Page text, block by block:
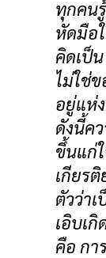
ทุกคน
หัดมือ
คิดเป็
ไม่ใช่
อยู่แห่
ดังนี้ค
ขึ้นแก่
เกียร
ตัวว่า
เอิบเ
คือ กา